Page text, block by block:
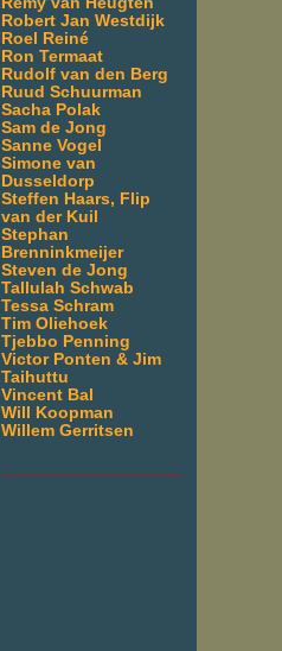
Robert Jan Westdijk
Roel Reiné
Ron Termaat
Rudolf van den Berg
Ruud Schuurman
Sacha Polak
Sam de Jong
Sanne Vogel
Simone van
Dusseldorp
Steffen Haars, Flip
van der Kuil
Stephan
Brenninkmeijer
Steven de Jong
Tallulah Schwab
Tessa Schram
Tim Oliehoek
Tjebbo Penning
Victor Ponten & Jim
Taihuttu
Vincent Bal
Will Koopman
Willem Gerritsen